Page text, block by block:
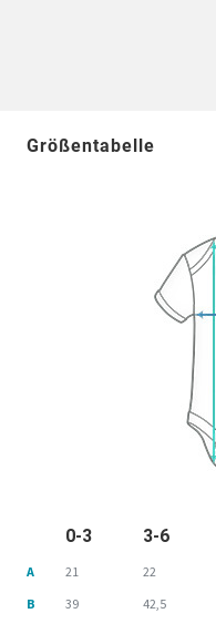
Größentabelle
0-3 3-6
A 21 22
B
39 42,5